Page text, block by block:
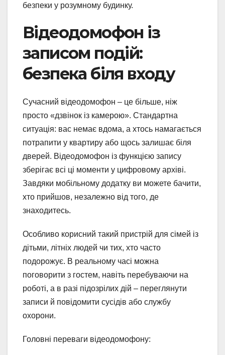
безпеки у розумному будинку.
Відеодомофон із
записом подій:
безпека біля входу
Сучасний відеодомофон – це більше, ніж
просто «дзвінок із камерою». Стандартна
ситуація: вас немає вдома, а хтось намагається
потрапити у квартиру або щось залишає біля
дверей. Відеодомофон із функцією запису
зберігає всі ці моменти у цифровому архіві.
Завдяки мобільному додатку ви можете бачити,
хто прийшов, незалежно від того, де
знаходитесь.
Особливо корисний такий пристрій для сімей із
дітьми, літніх людей чи тих, хто часто
подорожує. В реальному часі можна
поговорити з гостем, навіть перебуваючи на
роботі, а в разі підозрілих дій – переглянути
записи й повідомити сусідів або службу
охорони.
Головні переваги відеодомофону: